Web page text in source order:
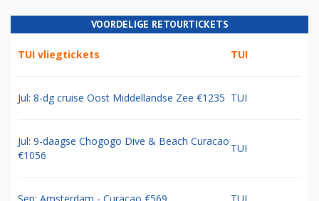
VOORDELIGE RETOURTICKETS
TUI vliegtickets TUI
Jul: 8-dg cruise Oost Middellandse Zee €1235 TUI
Jul: 9-daagse Chogogo Dive & Beach Curacao
€1056
TUI